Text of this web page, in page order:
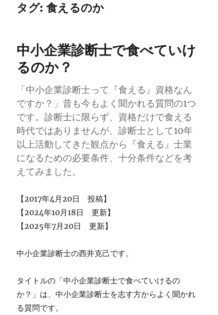
タグ:食えるのか
中小企業診断士で食べていけ
るのか？
「中小企業診断士って『食える』資格なん
ですか？」昔も今もよく聞かれる質問の1つ
です。診断士に限らず、資格だけで食える
時代ではありませんが、診断士として10年
以上活動してきた観点から『食える』士業
になるための必要条件、十分条件などを考
えてみました。
【2017年4月20日 投稿】
【2024年10月18日 更新】
【2025年7月20日 更新】
中小企業診断士の西井克己です。
タイトルの「中小企業診断士で食べていけるの
か？」は、中小企業診断士を志す方からよく聞かれ
る質問です。